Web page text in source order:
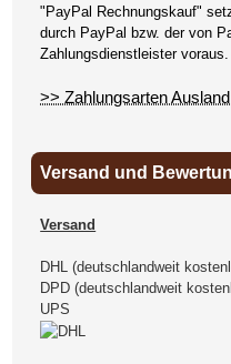
"PayPal Rechnungskauf"
durch PayPal bzw. der von
Zahlungsdienstleister voraus.
>> Zahlungsarten
Versand und
Versand
DHL (deutschlandweit
DPD (deutschlandweit
UPS